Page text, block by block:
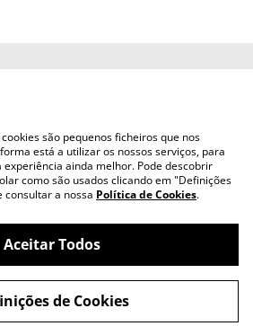
de Reclamações
powered by
são pequenos ficheiros que nos
está a utilizar os nossos serviços, para
ainda melhor. Pode descobrir
como são usados clicando em "Definições
consultar a nossa Política de Cookies.
Aceitar Todos
de Cookies